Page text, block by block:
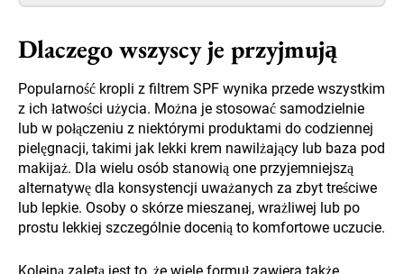
Dlaczego wszyscy je przyjmują
Popularność kropli z filtrem SPF wynika przede wszystkim
z ich łatwości użycia. Można je stosować samodzielnie
lub w połączeniu z niektórymi produktami do codziennej
pielęgnacji, takimi jak lekki krem nawilżający lub baza pod
makijaż. Dla wielu osób stanowią one przyjemniejszą
alternatywę dla konsystencji uważanych za zbyt treściwe
lub lepkie. Osoby o skórze mieszanej, wrażliwej lub po
prostu lekkiej szczególnie docenią to komfortowe uczucie.